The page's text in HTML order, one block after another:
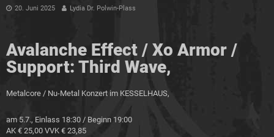
20. Juni 2025 Lydia Dr. Polwin-Plass
Avalanche Effect / Xo Armor /
Support: Third Wave,
Metalcore / Nu-Metal Konzert im KESSELHAUS,
am 5.7., Einlass 18:30 / Beginn 19:00
AK € 25,00 VVK € 23,85